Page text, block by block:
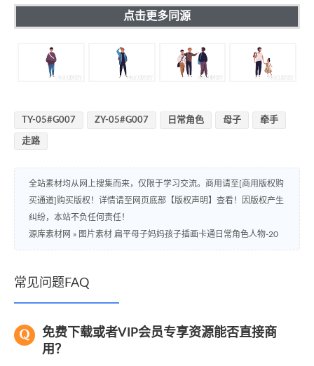
点击更多同源
TY-05#G007 ZY-05#G007 日常角色 母子 牵手
走路
全站素材均从网上搜集而来，仅限于学习交流。商用请至[商用版权购
买通道]购买版权！详情请至网页底部【版权声明】查看！因版权产生
纠纷，本站不负任何责任！
源库素材网 » 图片素材 扁平母子妈妈孩子插画卡通日常角色人物-20
常见问题FAQ
免费下载或者VIP会员专享资源能否直接商
用？